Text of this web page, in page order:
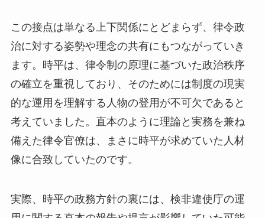
この接点は単なる上下関係にとどまらず、律令政
治に対する姿勢や理念の共有にもつながっていき
ます。時平は、律令制の原理に基づいた政治秩序
の確立を重視しており、そのためには制度の現実
的な運用を理解する人物の登用が不可欠であると
考えていました。直本のように理論と実務を兼ね
備えた律令官僚は、まさに時平が求めていた人材
像に合致していたのです。
実際、時平の政務方針の裏には、検非違使庁の運